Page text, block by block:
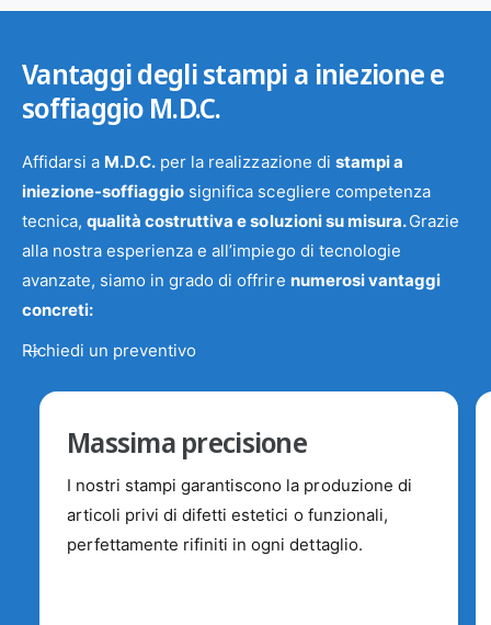
Vantaggi degli stampi a iniezione e
soffiaggio M.D.C.
Affidarsi a M.D.C. per la realizzazione di stampi a
iniezione-soffiaggio significa scegliere competenza
tecnica,qualità costruttiva e soluzioni su misura.Grazie
alla nostra esperienza e all’impiego di tecnologie
avanzate, siamo in grado di offrire numerosi vantaggi
concreti:
Richiedi un preventivo
Massima precisione
I nostri stampi garantiscono la produzione di
articoli privi di difetti estetici o funzionali,
perfettamente rifiniti in ogni dettaglio.